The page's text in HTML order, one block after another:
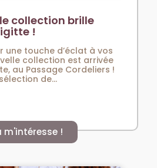
collection brille
!
une touche d’éclat à vos
collection est arrivée
au Passage Cordeliers !
de...
m'intéresse !